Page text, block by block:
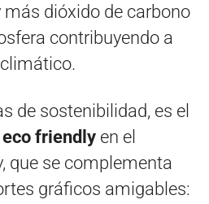
más dióxido de carbono
contribuyendo a
de sostenibilidad, es el
eco friendly en el
que se complementa
gráficos amigables: